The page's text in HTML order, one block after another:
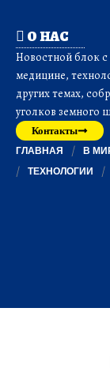
О НАС
Новостной блок
медицине,
других темах,
уголков земного
Контакты
ГЛАВНАЯ В
ТЕХНОЛОГИИ